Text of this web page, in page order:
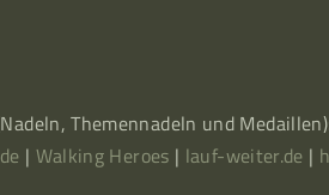
Themennadeln und
| Walking Heroes | lauf-weiter.de |